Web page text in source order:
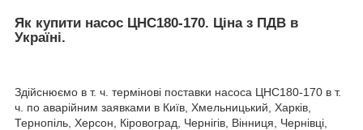
Як купити насос ЦНС180-170. Ціна з ПДВ в
Україні.
Здійснюємо в т. ч. термінові поставки насоса ЦНС180-170 в т.
ч. по аварійним заявками в Київ, Хмельницький, Харків,
Тернопіль, Херсон, Кіровоград, Чернігів, Вінниця, Чернівці,